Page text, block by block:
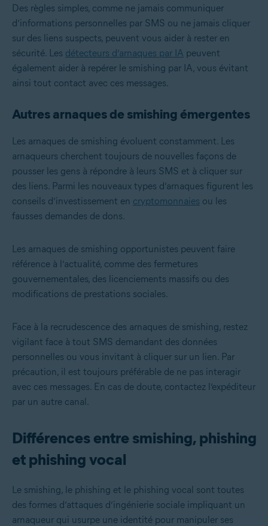
Des règles simples, comme ne jamais communiquer
d’informations personnelles par SMS ou ne jamais cliquer
sur des liens suspects, peuvent vous aider à rester en
sécurité. Les détecteurs d’arnaques par IA peuvent
également aider à repérer le smishing par IA, vous évitant
ainsi tout contact avec ces messages.
Autres arnaques de smishing émergentes
Les arnaques de smishing évoluent constamment. Les
arnaqueurs cherchent toujours de nouvelles façons de
pousser les gens à répondre à leurs SMS et à cliquer sur
des liens. Parmi les nouveaux types d’arnaques figurent les
conseils d’investissement en cryptomonnaies ou les
fausses demandes de dons.
Les arnaques de smishing opportunistes peuvent faire
référence à l’actualité, comme des fermetures
gouvernementales, des licenciements massifs ou des
modifications de prestations sociales.
Face à la recrudescence des arnaques de smishing, restez
vigilant face à tout SMS demandant des données
personnelles ou vous invitant à cliquer sur un lien. Par
précaution, il est toujours préférable de ne pas interagir
avec ces messages. En cas de doute, contactez l’expéditeur
par un autre canal.
Différences entre smishing, phishing
et phishing vocal
Le smishing, le phishing et le phishing vocal sont toutes
des formes d’attaques d’ingénierie sociale impliquant un
arnaqueur qui usurpe une identité pour manipuler ses